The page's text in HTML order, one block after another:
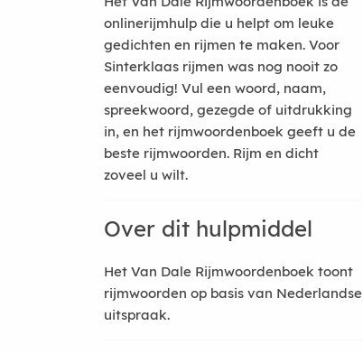
onlinerijmhulp die u helpt om leuke
gedichten en rijmen te maken. Voor
Sinterklaas rijmen was nog nooit zo
eenvoudig! Vul een woord, naam,
spreekwoord, gezegde of uitdrukking
in, en het rijmwoordenboek geeft u de
beste rijmwoorden. Rijm en dicht
zoveel u wilt.
Over dit hulpmiddel
Het Van Dale Rijmwoordenboek toont
rijmwoorden op basis van Nederlandse
uitspraak.